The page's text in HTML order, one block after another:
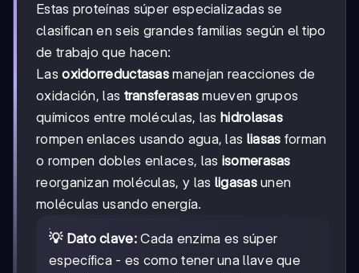
Estas proteínas súper especializadas se
clasifican en seis grandes familias según el tipo
de trabajo que hacen:
Lasoxidorreductasas manejan reacciones de
oxidación, las transferasas mueven grupos
químicos entre moléculas, las hidrolasas
rompen enlaces usando agua, las liasas forman
o rompen dobles enlaces, las isomerasas
reorganizan moléculas, y las ligasasunen
moléculas usando energía.
💡 Dato clave:Cada enzima es súper
específica - es como tener una llave que